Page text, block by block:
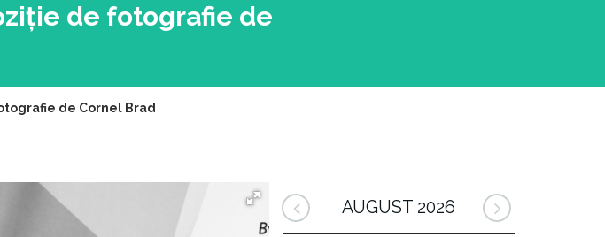
de fotografie de
de Cornel Brad
AUGUST 2026